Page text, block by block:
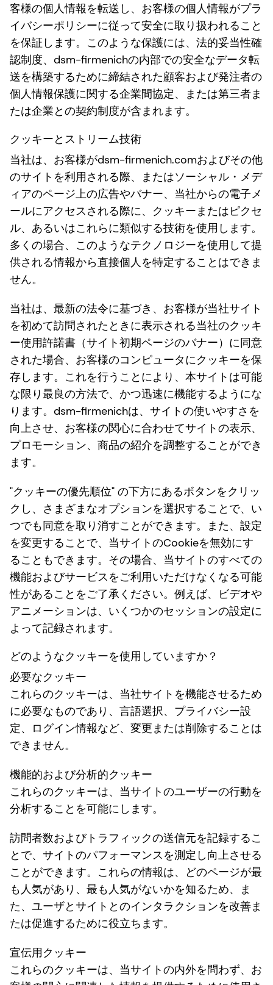
客様の個人情報を転送し、お客様の個人情報がプラ
イバシーポリシーに従って安全に取り扱われること
を保証します。このような保護には、法的妥当性確
認制度、dsm-firmenichの内部での安全なデータ転
送を構築するために締結された顧客および発注者の
個人情報保護に関する企業間協定、または第三者ま
たは企業との契約制度が含まれます。
クッキーとストリーム技術
当社は、お客様がdsm-firmenich.comおよびその他
のサイトを利用される際、またはソーシャル・メデ
ィアのページ上の広告やバナー、当社からの電子メ
ールにアクセスされる際に、クッキーまたはピクセ
ル、あるいはこれらに類似する技術を使用します。
多くの場合、このようなテクノロジーを使用して提
供される情報から直接個人を特定することはできま
せん。
当社は、最新の法令に基づき、お客様が当社サイト
を初めて訪問されたときに表示される当社のクッキ
ー使用許諾書（サイト初期ページのバナー）に同意
された場合、お客様のコンピュータにクッキーを保
存します。これを行うことにより、本サイトは可能
な限り最良の方法で、かつ迅速に機能するようにな
ります。dsm-firmenichは、サイトの使いやすさを
向上させ、お客様の関心に合わせてサイトの表示、
プロモーション、商品の紹介を調整することができ
ます。
"クッキーの優先順位" の下方にあるボタンをクリッ
クし、さまざまなオプションを選択することで、い
つでも同意を取り消すことができます。また、設定
を変更することで、当サイトのCookieを無効にす
ることもできます。その場合、当サイトのすべての
機能およびサービスをご利用いただけなくなる可能
性があることをご了承ください。例えば、ビデオや
アニメーションは、いくつかのセッションの設定に
よって記録されます。
どのようなクッキーを使用していますか？
必要なクッキー
これらのクッキーは、当社サイトを機能させるため
に必要なものであり、言語選択、プライバシー設
定、ログイン情報など、変更または削除することは
できません。
機能的および分析的クッキー
これらのクッキーは、当サイトのユーザーの行動を
分析することを可能にします。
訪問者数およびトラフィックの送信元を記録するこ
とで、サイトのパフォーマンスを測定し向上させる
ことができます。これらの情報は、どのページが最
も人気があり、最も人気がないかを知るため、ま
た、ユーザとサイトとのインタラクションを改善ま
たは促進するために役立ちます。
宣伝用クッキー
これらのクッキーは、当サイトの内外を問わず、お